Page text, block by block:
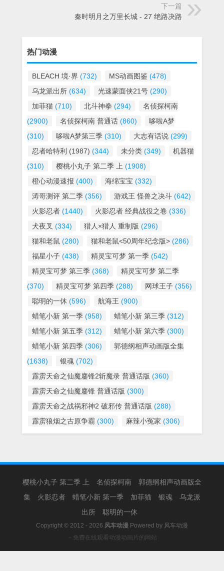
下一篇
秦时明月之万里长城 - 27 绝路决路
热门动漫
BLEACH 境·界 (732) MS动画图鉴 (478)
乌龙派出所 (634) 光速蒙面侠21号 (290)
加菲猫 (710) 北斗神拳 (294)
名侦探柯南
(2900)
名侦探柯南 普通话 (860)
哆啦A梦
(310)
哆啦A梦第三季 (310) 大志有话说 (299)
忍者哈特利 (1987) (344) 未分类 (349)
机器猫
(310)
樱桃小丸子 第二季 上 (1908)
橙心动漫速报 (400) 海绵宝宝 (332)
涛哥测评 第二季 (356) 游戏王 怪兽之决斗 (642)
火影忍者 (1440) 火影忍者 经典战役之卷 (336)
犬夜叉 (334) 猎人×猎人 重制版 (296)
猫和老鼠 (280) 猫和老鼠<50周年纪念版> (286)
福星小子 (438) 精灵宝可梦 第一季 (542)
精灵宝可梦 第三季 (368)
精灵宝可梦 第二季
(370)
精灵宝可梦 第四季 (288) 网球王子 (356)
聪明的一休 (596) 航海王 (900)
蜡笔小新 第一季 (958) 蜡笔小新 第三季 (312)
蜡笔小新 第五季 (312) 蜡笔小新 第六季 (300)
蜡笔小新 第四季 (306)
郭德纲相声动画版全集
(1638)
银魂 (702)
霹雳天命之仙魔鏖锋2斩魔录 普通话版 (360)
霹雳天命之仙魔鏖锋 普通话版 (300)
霹雳天命之战祸邪神2 破邪传 普通话版 (288)
霹雳狼烟之古原争霸 (300) 麻辣小冤家 (306)
樱桃小丸子 第二季 上 名侦探柯南
郭德纲相声动画版全
集
火影忍者 蜡笔小新 第一季 加菲猫 银魂
乌龙派
出所
聪明的一休
Copyright © 2012 - 2026 风车动漫 Powered by 风车动漫
－免费在线观看动漫动画片的网站